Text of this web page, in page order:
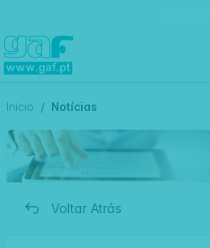
Inicio Notícias
Voltar Atrás